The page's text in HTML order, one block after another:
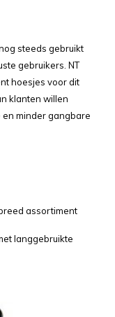
steeds gebruikt
gebruikers. NT
hoesjes voor dit
klanten willen
minder gangbare
assortiment
langgebruikte